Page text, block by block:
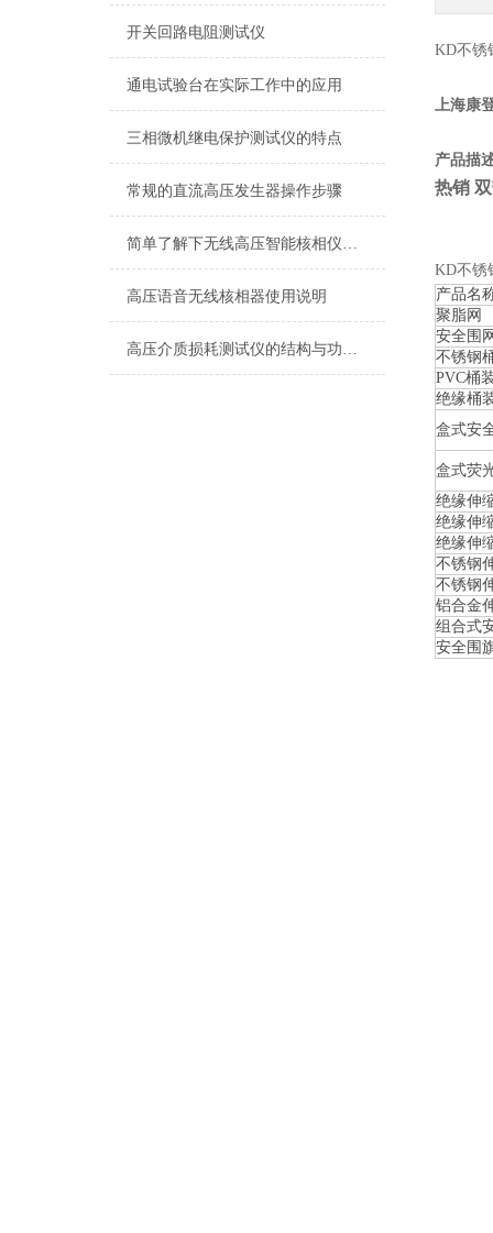
开关回路电阻测试仪
通电试验台在实际工作中的应用
三相微机继电保护测试仪的特点
常规的直流高压发生器操作步骤
简单了解下无线高压智能核相仪的特点
高压语音无线核相器使用说明
高压介质损耗测试仪的结构与功能说明
KD不锈
上海康
产品描
热销
KD不锈
产品名
聚脂网
安全围
不锈钢
PVC桶
绝缘桶
盒式安
盒式荧
绝缘伸
绝缘伸
绝缘伸
不锈钢
不锈钢
铝合金
组合式
安全围